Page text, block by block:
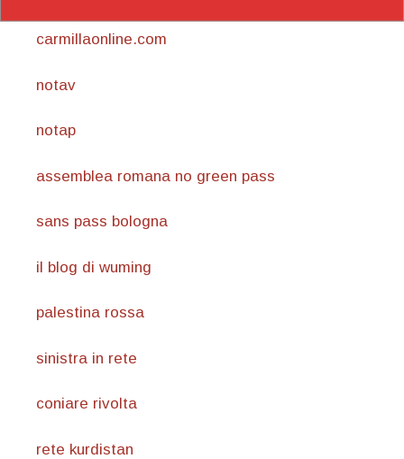
carmillaonline.com
notav
notap
assemblea romana no green pass
sans pass bologna
il blog di wuming
palestina rossa
sinistra in rete
coniare rivolta
rete kurdistan